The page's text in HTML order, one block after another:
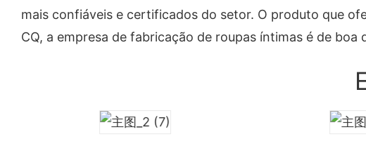
mais confiáveis ​​e certificados do setor. O produto que
CQ, a empresa de fabricação de roupas íntimas é de boa